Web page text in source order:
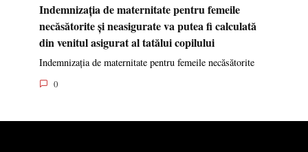
Indemnizația de maternitate pentru femeile
necăsătorite și neasigurate va putea fi calculată
din venitul asigurat al tatălui copilului
Indemnizația de maternitate pentru femeile necăsătorite
0